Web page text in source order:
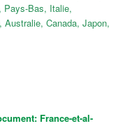
Pays-Bas, Italie,
Australie, Canada, Japon,
France-et-al-